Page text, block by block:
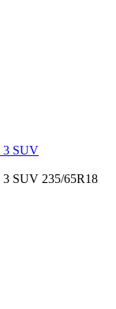
3 SUV
SUV 235/65R18